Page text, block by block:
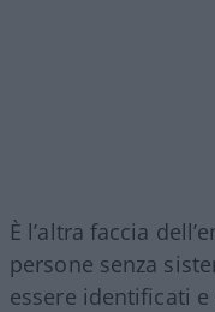
È l’altra faccia
persone senza
essere identificati